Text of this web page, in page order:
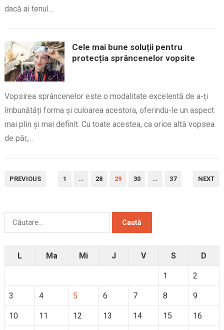
dacă ai tenul…
Cele mai bune soluții pentru
protecția sprâncenelor vopsite
Vopsirea sprâncenelor este o modalitate excelentă de a-ți
îmbunătăți forma și culoarea acestora, oferindu-le un aspect
mai plin și mai definit. Cu toate acestea, ca orice altă vopsea
de păr,…
PAGINAȚIE
PREVIOUS 1 … 28 29 30 … 37 NEXT
L Ma Mi J V S D
1 2
3 4 5 6 7 8 9
10 11 12 13 14 15 16